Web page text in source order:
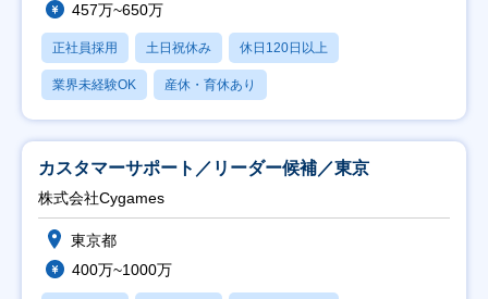
457万~650万
正社員採用 土日祝休み 休日120日以上
業界未経験OK 産休・育休あり
カスタマーサポート／リーダー候補／東京
株式会社Cygames
東京都
400万~1000万